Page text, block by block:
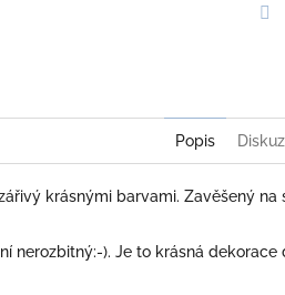
Popis
krásnými barvami. Zavěšený
nerozbitný:-). Je to krásná